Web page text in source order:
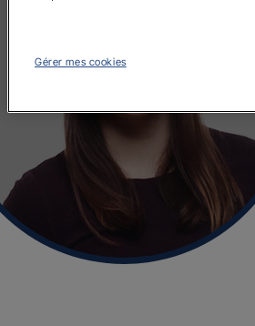
Gérer mes cookies